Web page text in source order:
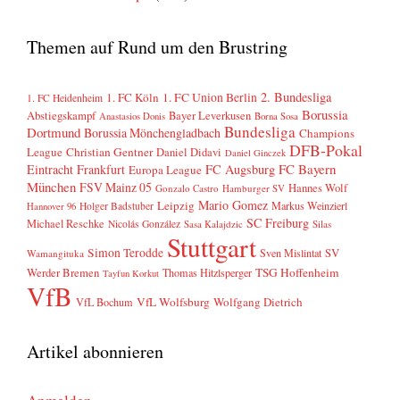
Themen auf Rund um den Brustring
1. FC Heidenheim 1. FC Köln 1. FC Union Berlin 2. Bundesliga
Abstiegskampf Anastasios Donis Bayer Leverkusen Borna Sosa Borussia
Dortmund Borussia Mönchengladbach Bundesliga Champions
League Christian Gentner Daniel Didavi Daniel Ginczek DFB-Pokal
Eintracht Frankfurt Europa League FC Augsburg FC Bayern
München FSV Mainz 05 Gonzalo Castro Hamburger SV Hannes Wolf
Hannover 96 Holger Badstuber Leipzig Mario Gomez Markus Weinzierl
Michael Reschke Nicolás González Sasa Kalajdzic SC Freiburg Silas
Wamangituka Simon Terodde Stuttgart Sven Mislintat SV
Werder Bremen Tayfun Korkut Thomas Hitzlsperger TSG Hoffenheim
VfB VfL Bochum VfL Wolfsburg Wolfgang Dietrich
Artikel abonnieren